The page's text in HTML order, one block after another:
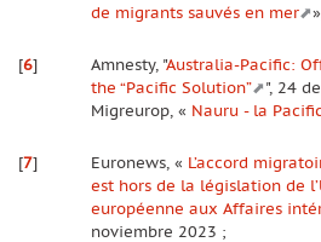
de migrants sauvés en mer
[6] Amnesty, "Australia-Pacific:
the “Pacific Solution”
", 24
Migreurop, « Nauru - la
[7] Euronews, « L’accord
est hors de la législation de
européenne aux Affaires
noviembre 2023 ;